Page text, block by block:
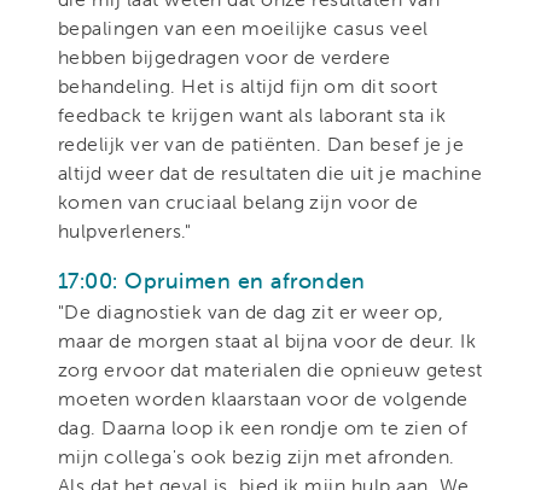
bepalingen van een moeilijke casus veel
hebben bijgedragen voor de verdere
behandeling. Het is altijd fijn om dit soort
feedback te krijgen want als laborant sta ik
redelijk ver van de patiënten. Dan besef je je
altijd weer dat de resultaten die uit je machine
komen van cruciaal belang zijn voor de
hulpverleners."
17:00: Opruimen en afronden
"De diagnostiek van de dag zit er weer op,
maar de morgen staat al bijna voor de deur. Ik
zorg ervoor dat materialen die opnieuw getest
moeten worden klaarstaan voor de volgende
dag. Daarna loop ik een rondje om te zien of
mijn collega's ook bezig zijn met afronden.
Als dat het geval is, bied ik mijn hulp aan. We